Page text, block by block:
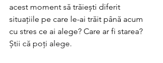
acest moment să trăiești diferit
situațiile pe care le-ai trăit până acum
cu stres ce ai alege? Care ar fi starea?
Știi că poți alege.